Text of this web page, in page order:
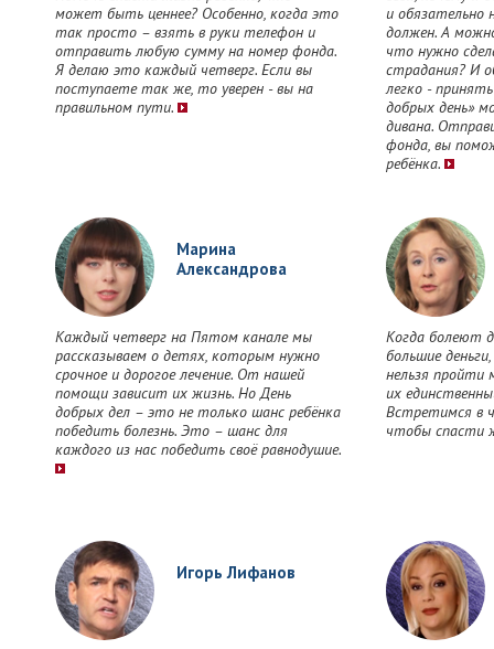
может быть ценнее? Особенно, когда это
так просто – взять в руки телефон и
отправить любую сумму на номер фонда.
Я делаю это каждый четверг. Если вы
поступаете так же, то уверен - вы на
правильном пути.
и обязательно
должен. А
что нужно
страдания? И
легко -
добрых день»
дивана.
фонда, вы
ребёнка.
Марина
Александрова
Каждый четверг на Пятом канале мы
рассказываем о детях, которым нужно
срочное и дорогое лечение. От нашей
помощи зависит их жизнь. Но День
добрых дел – это не только шанс ребёнка
победить болезнь. Это – шанс для
каждого из нас победить своё равнодушие.
Когда болеют
большие
нельзя пройти
их
Встретимся в
чтобы спасти
Игорь Лифанов